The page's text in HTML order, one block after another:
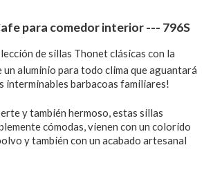
para comedor interior --- 796S
de sillas Thonet clásicas con la
un aluminio para todo clima que aguantará
interminables barbacoas familiares!
y también hermoso, estas sillas
cómodas, vienen con un colorido
y también con un acabado artesanal